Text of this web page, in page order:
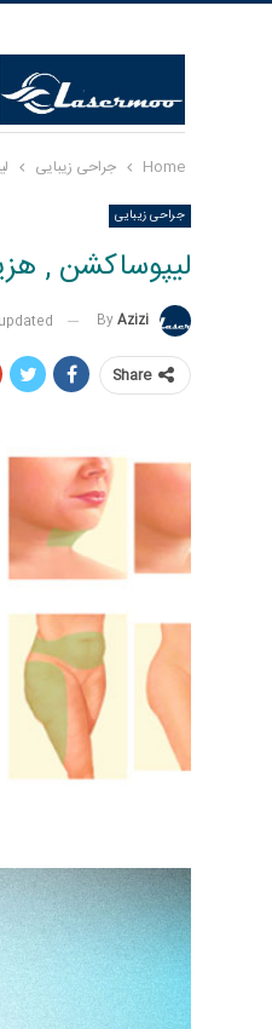
Home جراحی زیبایی
جراحی زیبایی
لیپوساکشن ,
ByAzizi
Share